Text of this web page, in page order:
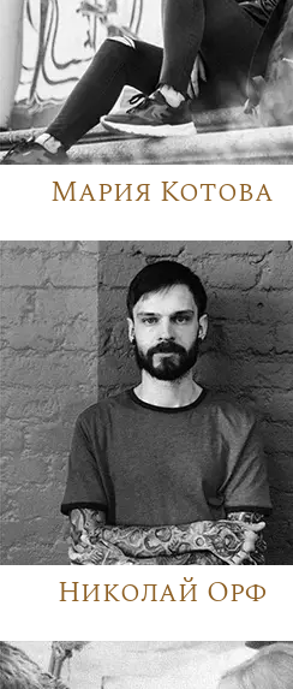
Мария Котова
Николай Орф